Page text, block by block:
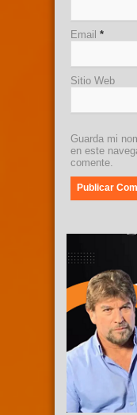
Email *
Sitio Web
Guarda mi
en este
comente.